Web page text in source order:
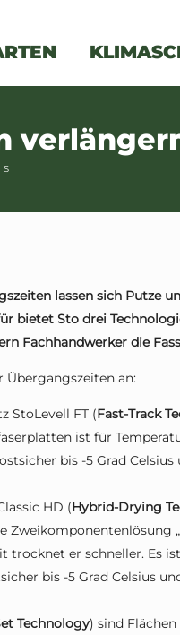
lassen sich Putze
bietet Sto drei
Fachhandwerker die
Übergangszeiten an:
StoLevell FT (Fast-Track
ist für
bis -5 Grad
HD (Hybrid-Drying
Zweikomponentenlösung
er schneller. Es
bis -5 Grad Celsius
Technology) sind